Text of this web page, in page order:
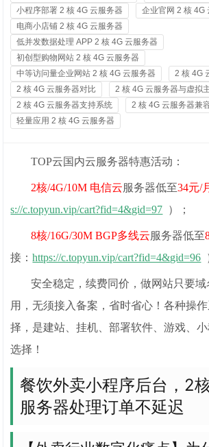
小程序部署 2 核 4G 云服务器
企业官网 2 核 4G
电商小店铺 2 核 4G 云服务器
低并发数据处理 APP 2 核 4G 云服务器
初创型购物网站 2 核 4G 云服务器
中等访问量企业网站 2 核 4G 云服务器
2 核 4G
2 核 4G 云服务器对比
2 核 4G 云服务器与虚拟
2 核 4G 云服务器支持系统
2 核 4G 云服务器兼
轻量应用 2 核 4G 云服务器
TOP云国内云服务器特惠活动：
2核/4G/10M 电信云服务器低至34元/
s://c.topyun.vip/cart?fid=4&gid=97 ）；
8核/16G/30M BGP多线云服务器低至
接：https://c.topyun.vip/cart?fid=4&gid=96
安全稳定，续费同价，做网站只要
用，无须接入备案，省时省心！各种操
择，是建站、挂机、部署软件、游戏、
选择！
餐饮外卖小程序后台，2
服务器处理订单不延迟